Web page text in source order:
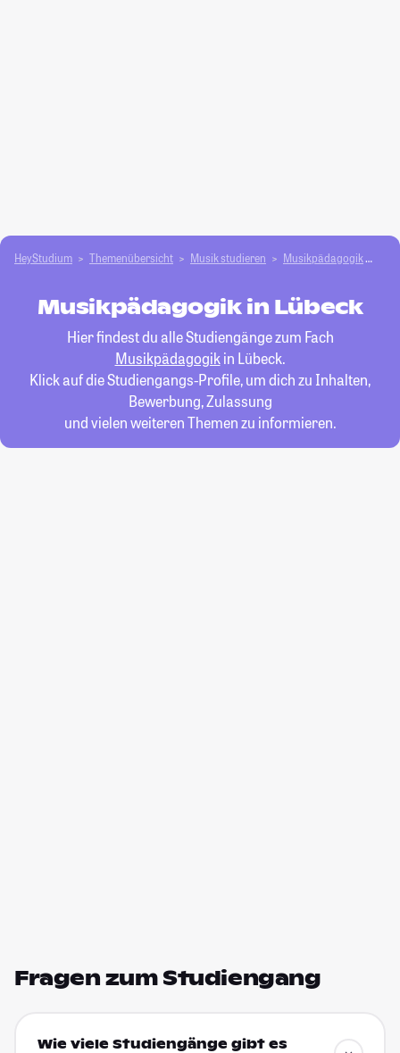
HeyStudium Themenübersicht Musik studieren Musikpädagogik
Musikpädagogik in Lübeck
Hier findest du alle Studiengänge zum Fach
Musikpädagogikin Lübeck.
Klick auf die Studiengangs-Profile, um dich zu Inhalten,
Bewerbung, Zulassung
und vielen weiteren Themen zu informieren.
Fragen zum Studiengang
Wie viele Studiengänge gibt es